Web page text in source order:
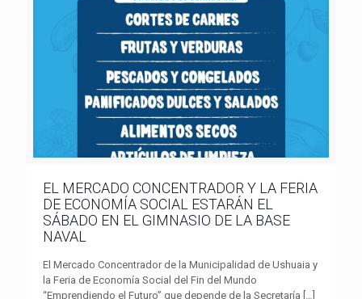
EL MERCADO CONCENTRADOR Y LA FERIA
DE ECONOMÍA SOCIAL ESTARÁN EL
SÁBADO EN EL GIMNASIO DE LA BASE
NAVAL
El Mercado Concentrador de la Municipalidad de Ushuaia y
la Feria de Economía Social del Fin del Mundo
“Emprendiendo el Futuro” que depende de la Secretaría […]